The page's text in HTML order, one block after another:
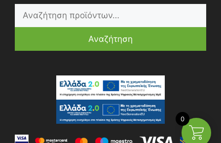
Αναζήτηση
0